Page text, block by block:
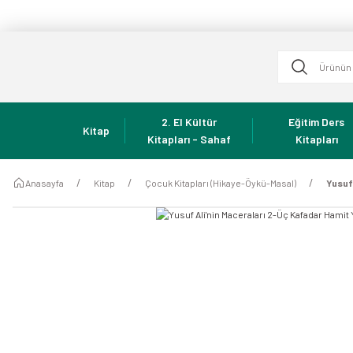
Kitap
2. El Kültür
Kitapları - Sahaf
Eğitim Ders
Kitapları
Anasayfa Kitap Çocuk Kitapları (Hikaye-Öykü-Masal)